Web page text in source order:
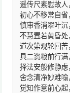
遥传尺素慰故人
初心不移常自省
慎审香消翠叶沉
不慧置若黄昏处
道次第观轮回苦
具二资粮前行满
择法安般修静虑
舍念清净妙难喻
觉知作意前心起